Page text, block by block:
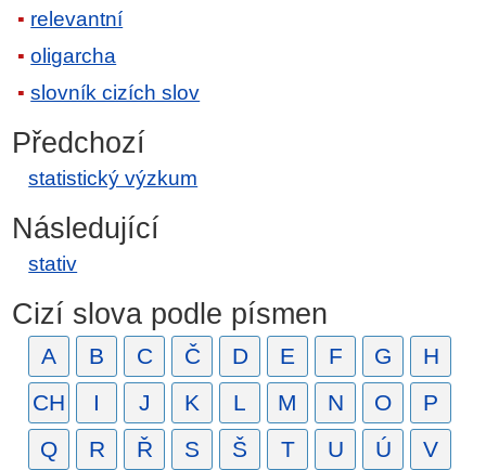
relevantní
oligarcha
slovník cizích slov
Předchozí
statistický výzkum
Následující
stativ
Cizí slova podle písmen
A B C Č D E F G
H
CH
I J K L M N O
P
Q
R Ř S Š T U Ú V